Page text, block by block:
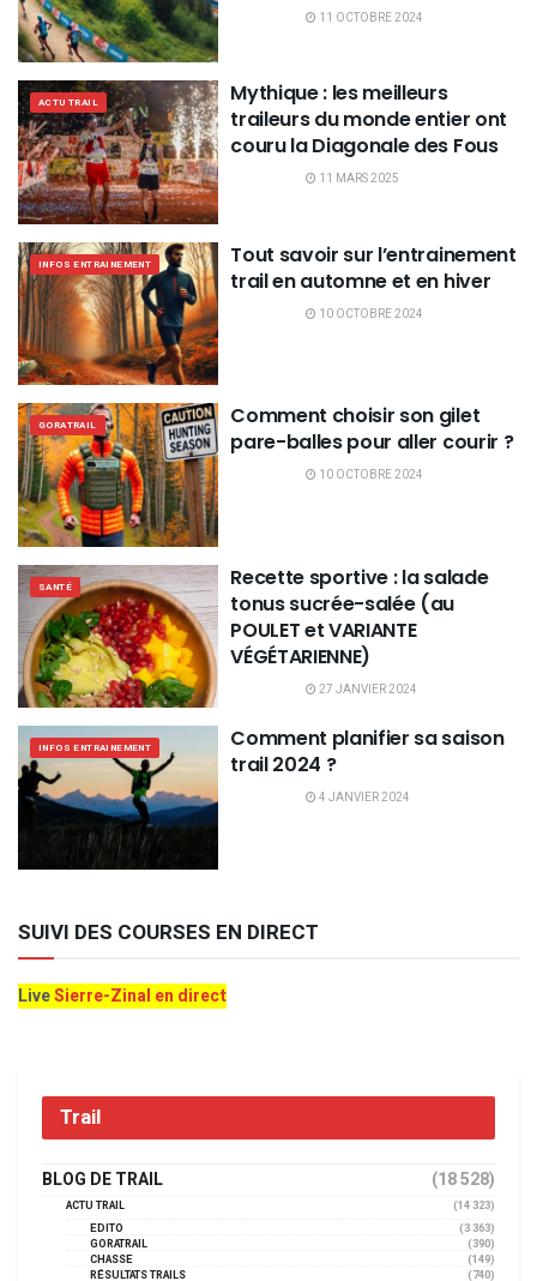
11 OCTOBRE 2024
ACTU TRAIL
Mythique : les meilleurs
traileurs du monde entier ont
couru la Diagonale des Fous
11 MARS 2025
INFOS ENTRAINEMENT
Tout savoir sur l’entrainement
trail en automne et en hiver
10 OCTOBRE 2024
GORATRAIL
Comment choisir son gilet
pare-balles pour aller courir ?
10 OCTOBRE 2024
SANTÉ
Recette sportive : la salade
tonus sucrée-salée (au
POULET et VARIANTE
VÉGÉTARIENNE)
27 JANVIER 2024
INFOS ENTRAINEMENT
Comment planifier sa saison
trail 2024 ?
4 JANVIER 2024
SUIVI DES COURSES EN DIRECT
LiveSierre-Zinal en direct
Trail
BLOG DE TRAIL (18 528)
ACTU TRAIL
(14 323)
EDITO
(3 363)
GORATRAIL
(390)
CHASSE
(149)
RÉSULTATS TRAILS
(740)